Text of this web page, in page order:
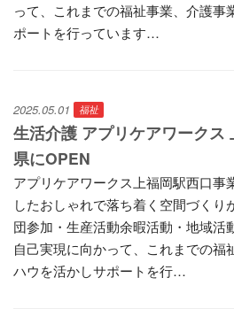
って、これまでの福祉事業、介護事
ポートを行っています…
2025.05.01 福祉
生活介護 アプリケアワークス
県にOPEN
アプリケアワークス上福岡駅西口事
したおしゃれで落ち着く空間づくり
団参加・生産活動余暇活動・地域活
自己実現に向かって、これまでの福
ハウを活かしサポートを行…